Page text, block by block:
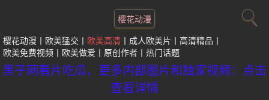
樱花动漫
樱花动漫 欧美猛交 欧美高清 成人欧美片
高清精品
欧美免费视频
欧美做爱 原创作者 热门话题
黑子网看片吃瓜，更多内部图片和独家视频：点击
查看详情